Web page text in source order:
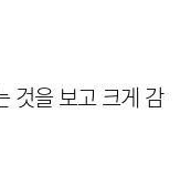
것을 보고 크게 감